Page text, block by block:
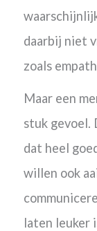
daarbij niet
zoals
Maar een
stuk gevoel.
dat heel
willen ook
laten leuker